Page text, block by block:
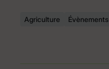
Agriculture Évènements